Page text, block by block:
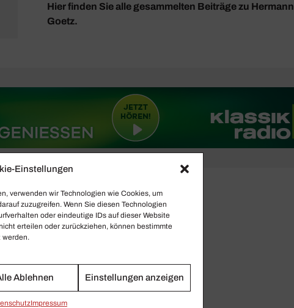
Einstellungen
verwenden wir Technologien wie Cookies, um
zuzugreifen. Wenn Sie diesen Technologien
oder eindeutige IDs auf dieser Website
erteilen oder zurückziehen, können bestimmte
werden.
Ablehnen Einstellungen anzeigen
Impressum
Hier finden Sie alle gesammelten Beiträge zu Hermann
Goetz.